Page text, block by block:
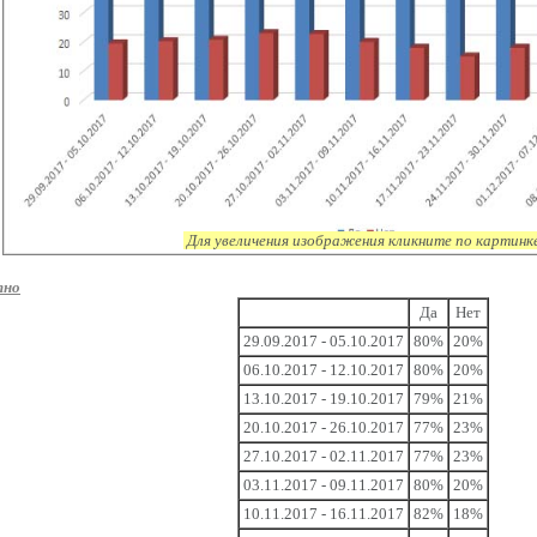
Для увеличения изображения кликните по
Да
Нет
29.09.2017 - 05.10.2017 80% 20%
06.10.2017 - 12.10.2017 80% 20%
13.10.2017 - 19.10.2017 79% 21%
20.10.2017 - 26.10.2017 77% 23%
27.10.2017 - 02.11.2017 77% 23%
03.11.2017 - 09.11.2017 80% 20%
10.11.2017 - 16.11.2017 82% 18%